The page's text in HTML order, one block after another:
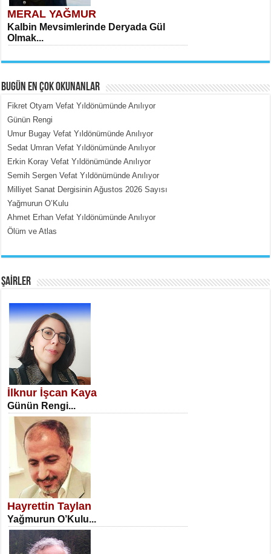
MERAL YAĞMUR
Kalbin Mevsimlerinde Deryada Gül
Olmak...
MEHMET ÇOBAN
İçerdeki Put Dışardaki Maskeler...
SATILMIŞ ÜMİT ÇETİNKAYA
Erkenlik...
NECLA DİLEK ARSLAN
Öğretmenler Günü Mahkemesi...
BUGÜN EN ÇOK OKUNANLAR
Fikret Otyam Vefat Yıldönümünde Anılıyor
Günün Rengi
Umur Bugay Vefat Yıldönümünde Anılıyor
Sedat Umran Vefat Yıldönümünde Anılıyor
Erkin Koray Vefat Yıldönümünde Anılıyor
Semih Sergen Vefat Yıldönümünde Anılıyor
Milliyet Sanat Dergisinin Ağustos 2026 Sayısı
Yağmurun O’Kulu
Ahmet Erhan Vefat Yıldönümünde Anılıyor
Ölüm ve Atlas
ŞAİRLER
İlknur İşcan Kaya
Günün Rengi...
Hayrettin Taylan
Yağmurun O’Kulu...